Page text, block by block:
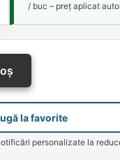
/ buc – preț aplicat
la favorite
personalizate la